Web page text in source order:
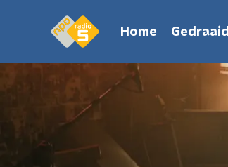
Home Gedraaid